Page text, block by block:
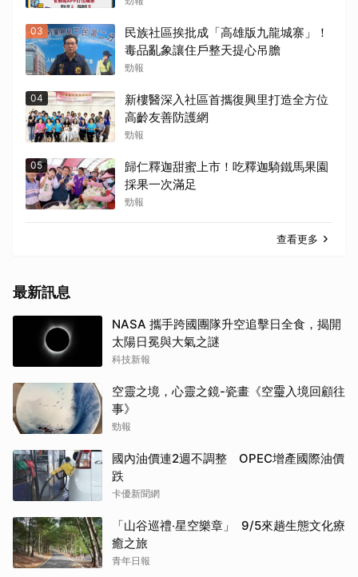
03
民族社區挨批成「高雄版九龍城寨」！
毒品亂象讓住戶整天提心吊膽
勁報
04
新樓醫深入社區首攜復興里打造全方位
高齡友善防護網
勁報
05
歸仁釋迦甜蜜上市！吃釋迦騎鐵馬果園
採果一次滿足
勁報
查看更多
最新訊息
NASA 攜手跨國團隊升空追擊日全食，揭開
太陽日冕與大氣之謎
科技新報
空靈之境，心靈之鏡-瓷畫《空𩆜入境回顧往
事》
勁報
國內油價連2週不調整 OPEC增產國際油價
跌
卡優新聞網
「山谷巡禮‧星空樂章」 9/5來趟生態文化療
癒之旅
青年日報